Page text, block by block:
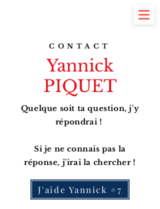
CONTACT
Yannick
PIQUET
Quelque soit ta question, j'y
répondrai !
Si je ne connais pas la
réponse, j'irai la chercher !
J'aide Yannick #7